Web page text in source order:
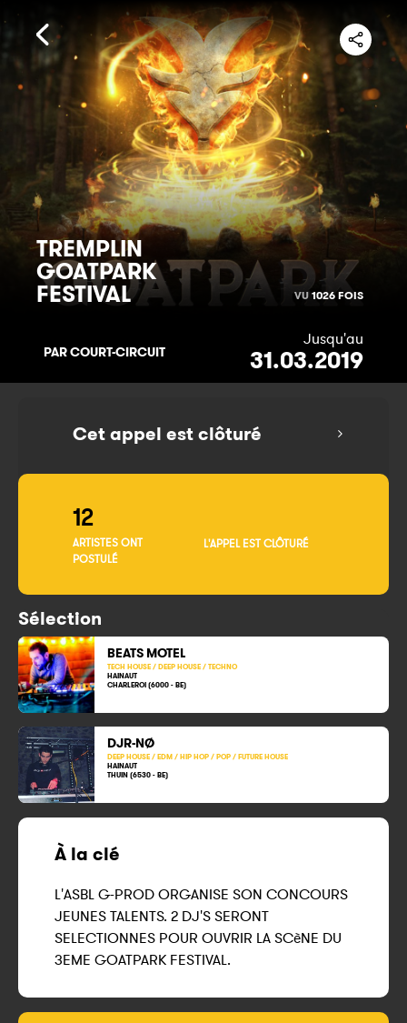
TREMPLIN
GOATPARK
FESTIVAL VU 1026 FOIS
PAR COURT-CIRCUIT
Jusqu'au
31.03.2019
Cet appel est clôturé
12
ARTISTES ONT
POSTULÉ
L'APPEL EST CLÔTURÉ
Sélection
BEATS MOTEL
TECH HOUSE / DEEP HOUSE / TECHNO
HAINAUT
CHARLEROI (6000 - BE)
DJR-NØ
DEEP HOUSE / EDM / HIP HOP / POP / FUTURE HOUSE
HAINAUT
THUIN (6530 - BE)
À la clé
L'ASBL G-PROD ORGANISE SON CONCOURS
JEUNES TALENTS. 2 DJ'S SERONT
SELECTIONNES POUR OUVRIR LA SCèNE DU
3EME GOATPARK FESTIVAL.